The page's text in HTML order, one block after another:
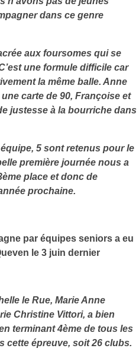
dans ce genre
aux foursomes qui se
une formule difficile car
la même balle. Anne
carte de 90, Françoise et
justesse à la bourriche dans
5 sont retenus pour le
première journée nous a
place et donc de
prochaine.
par équipes seniors a eu
le 3 juin dernier
le Rue, Marie Anne
Christine Vittori, a bien
terminant 4ème de tous les
cette épreuve, soit 26 clubs.